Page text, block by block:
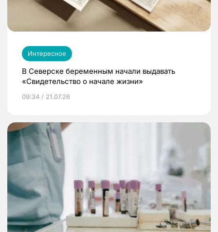
Интересное
В Северске беременным начали выдавать
«Свидетельство о начале жизни»
09:34 / 21.07.26